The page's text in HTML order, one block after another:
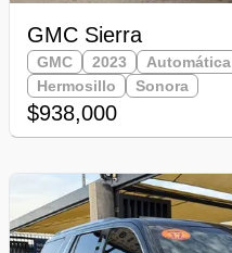
GMC Sierra
GMC 2023
Automática
Hermosillo
Sonora
$938,000